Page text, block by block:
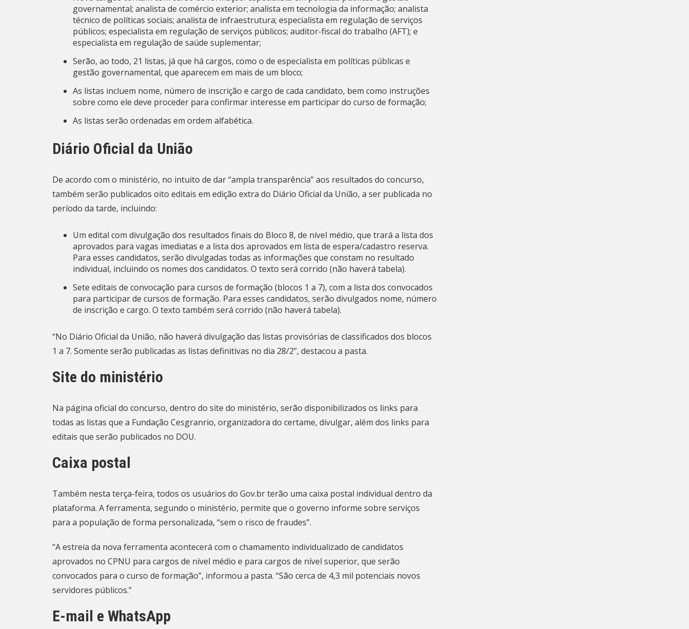
governamental; analista de comércio exterior; analista em tecnologia da informação; analista
técnico de políticas sociais; analista de infraestrutura; especialista em regulação de serviços
públicos; especialista em regulação de serviços públicos; auditor-fiscal do trabalho (AFT); e
especialista em regulação de saúde suplementar;
Serão, ao todo, 21 listas, já que há cargos, como o de especialista em políticas públicas e
gestão governamental, que aparecem em mais de um bloco;
As listas incluem nome, número de inscrição e cargo de cada candidato, bem como instruções
sobre como ele deve proceder para confirmar interesse em participar do curso de formação;
As listas serão ordenadas em ordem alfabética.
Diário Oficial da União
De acordo com o ministério, no intuito de dar “ampla transparência” aos resultados do concurso,
também serão publicados oito editais em edição extra do Diário Oficial da União, a ser publicada no
período da tarde, incluindo:
Um edital com divulgação dos resultados finais do Bloco 8, de nível médio, que trará a lista dos
aprovados para vagas imediatas e a lista dos aprovados em lista de espera/cadastro reserva.
Para esses candidatos, serão divulgadas todas as informações que constam no resultado
individual, incluindo os nomes dos candidatos. O texto será corrido (não haverá tabela).
Sete editais de convocação para cursos de formação (blocos 1 a 7), com a lista dos convocados
para participar de cursos de formação. Para esses candidatos, serão divulgados nome, número
de inscrição e cargo. O texto também será corrido (não haverá tabela).
“No Diário Oficial da União, não haverá divulgação das listas provisórias de classificados dos blocos
1 a 7. Somente serão publicadas as listas definitivas no dia 28/2”, destacou a pasta.
Site do ministério
Na página oficial do concurso, dentro do site do ministério, serão disponibilizados os links para
todas as listas que a Fundação Cesgranrio, organizadora do certame, divulgar, além dos links para
editais que serão publicados no DOU.
Caixa postal
Também nesta terça-feira, todos os usuários do Gov.br terão uma caixa postal individual dentro da
plataforma. A ferramenta, segundo o ministério, permite que o governo informe sobre serviços
para a população de forma personalizada, “sem o risco de fraudes”.
“A estreia da nova ferramenta acontecerá com o chamamento individualizado de candidatos
aprovados no CPNU para cargos de nível médio e para cargos de nível superior, que serão
convocados para o curso de formação”, informou a pasta. “São cerca de 4,3 mil potenciais novos
servidores públicos.”
E-mail e WhatsApp